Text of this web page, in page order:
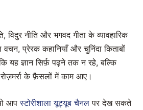
विदुर नीति और भगवद गीता के व्यावहारिक
प्रेरक कहानियाँ और चुनिंदा किताबों
यह ज्ञान सिर्फ़ पढ़ने तक न रहे, बल्कि
के फ़ैसलों में काम आए।
आपस्टोरीशाला यूट्यूब चैनल पर देख सकते